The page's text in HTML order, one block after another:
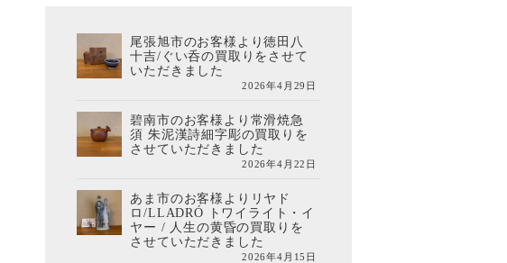
尾張旭市のお客様より徳田八
十吉/ぐい呑の買取りをさせて
いただきました
2026年4月29日
碧南市のお客様より常滑焼急
須 朱泥漢詩細字彫の買取りを
させていただきました
2026年4月22日
あま市のお客様よりリヤド
ロ/LLADRÓ トワイライト・イ
ヤー / 人生の黄昏の買取りを
させていただきました
2026年4月15日